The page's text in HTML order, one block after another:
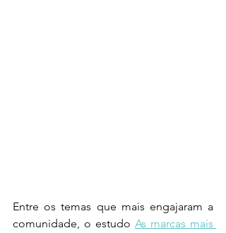
Entre os temas que mais engajaram a
comunidade, o estudo As marcas mais